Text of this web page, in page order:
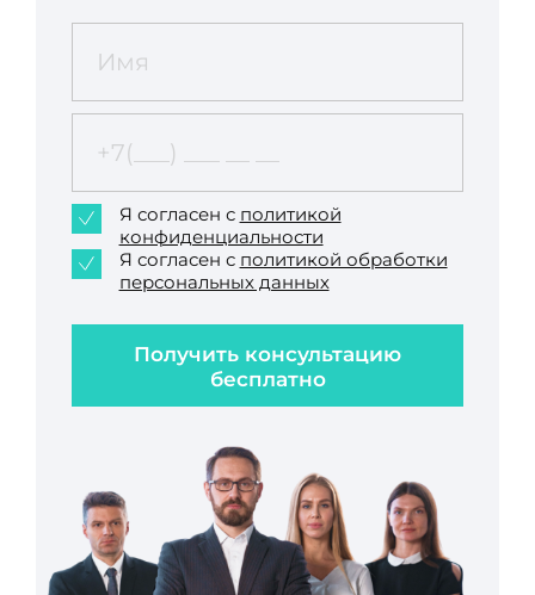
Получить консультацию
бесплатно
Я согласен с политикой
конфиденциальности
Я согласен с политикой обработки
персональных данных